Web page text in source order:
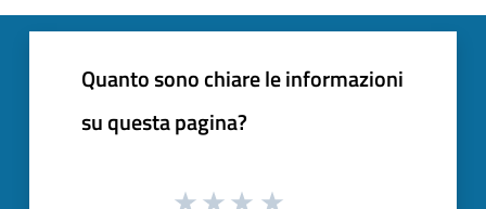
Quanto sono chiare le informazioni
su questa pagina?